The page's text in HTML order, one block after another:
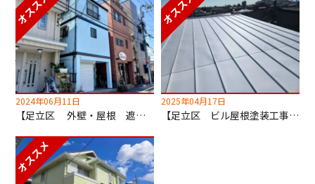
2024年06月11日
【足立区 外壁・屋根 遮熱塗装工事】超低汚染無機塗料でセルフクリーニング！
2025年04月17日
【足立区 ビル屋根塗装工事】キルコ遮断熱塗料使用！2階の室温が劇的に変わります！